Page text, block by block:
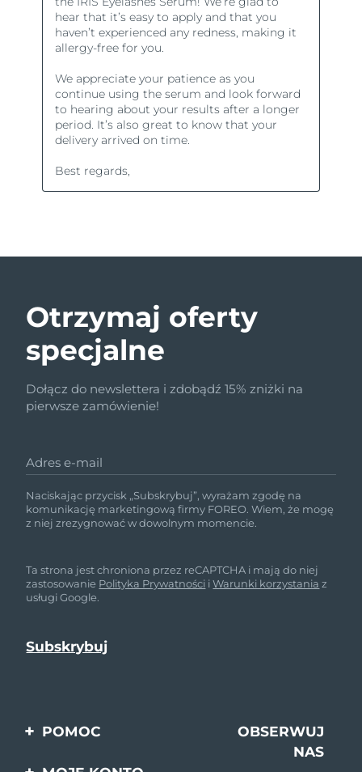
Otrzymaj oferty
specjalne
Dołącz do newslettera i zdobądź 15% zniżki na
pierwsze zamówienie!
Adres e-mail
Naciskając przycisk „Subskrybuj”, wyrażam zgodę na
komunikację marketingową firmy FOREO. Wiem, że mogę
z niej zrezygnować w dowolnym momencie.
Ta strona jest chroniona przez reCAPTCHA i mają do niej
zastosowanie Polityka Prywatności iWarunki korzystania z
usługi Google.
POMOC
Kontakt
OBSERWUJ
NAS